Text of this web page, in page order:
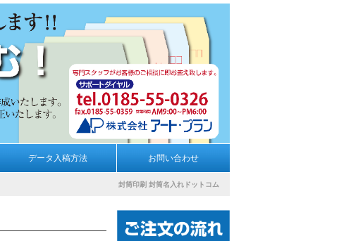
データ入稿方法 お問い合わせ
封筒印刷 封筒名入れドットコム